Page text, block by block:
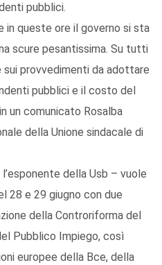
pubblici.
in queste ore il governo si sta
scure pesantissima. Su tutti
sui provvedimenti da adottare
pubblici e il costo del
un comunicato Rosalba
della Unione sindacale di
della Usb – vuole
28 e 29 giugno con due
della Controriforma del
Pubblico Impiego, così
europee della Bce, della